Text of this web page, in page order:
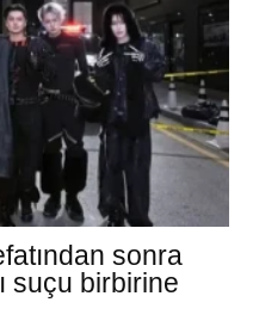
sonra
suçu birbirine